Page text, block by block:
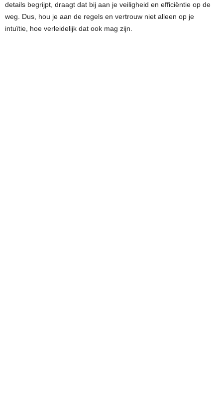
details begrijpt, draagt dat bij aan je veiligheid en efficiëntie op de
weg. Dus, hou je aan de regels en vertrouw niet alleen op je
intuïtie, hoe verleidelijk dat ook mag zijn.